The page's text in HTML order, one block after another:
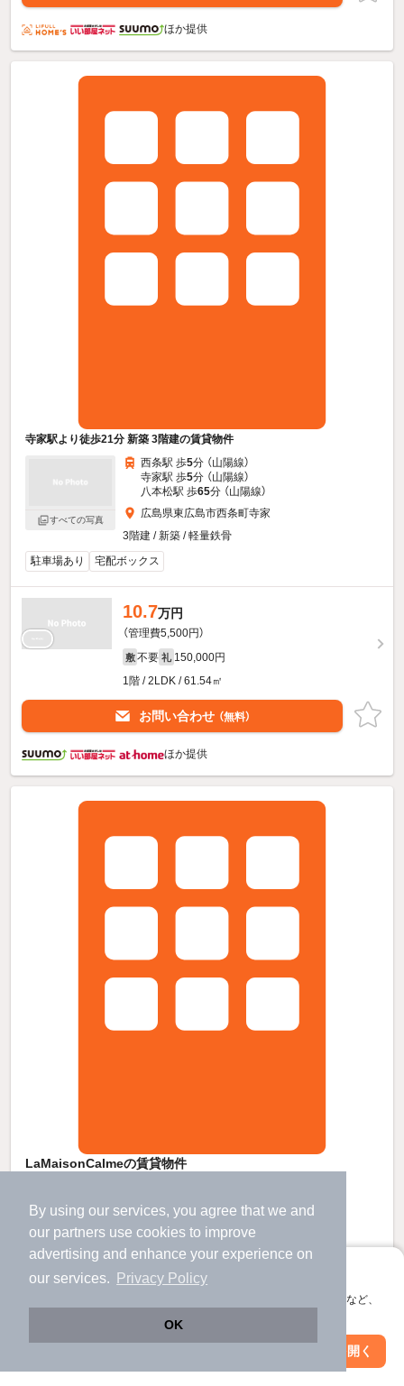
By using our services, you agree that we and
our partners use cookies to improve
advertising and enhance your experience on
our services.
Privacy Policy
OK
アプリに切り替えて、サクサクお部屋探し
会員登録なしですぐ使える。マップ検索やお気に入り保存など、
アプリを開く
ほか提供
寺家駅より徒歩21分 新築 3階建の賃貸物件
すべての写真
西条駅 歩5分 （山陽線）
寺家駅 歩5分 （山陽線）
八本松駅 歩65分 （山陽線）
広島県東広島市西条町寺家
3階建 / 新築 / 軽量鉄骨
駐車場あり
宅配ボックス
10.7万円
（管理費5,500円）
敷 不要 礼 150,000円
1階 / 2LDK / 61.54㎡
お問い合わせ （無料）
ほか提供
LaMaisonCalmeの賃貸物件
すべての写真
西条駅 歩
分 （山陽線）
東広島駅 歩 74分 （山陽新幹線）
広島県東広島市西条町西条東
3階建 / 新築 / その他
駐車場あり
宅配ボックス
絞り込み条件を変更